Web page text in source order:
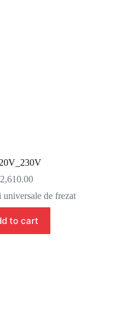
2,610.00
universale de frezat
to cart